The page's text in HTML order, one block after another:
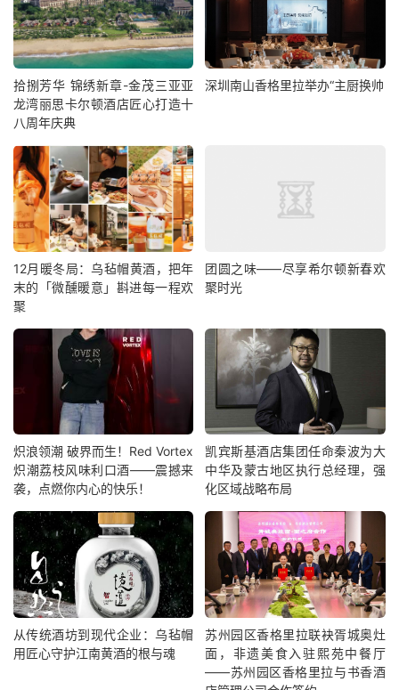
拾捌芳华 锦绣新章-金茂三亚亚
龙湾丽思卡尔顿酒店匠心打造十
八周年庆典
深圳南山香格里拉举办“主厨换帅
12月暖冬局：乌毡帽黄酒，把年
末的「微醺暖意」斟进每一程欢
聚
团圆之味——尽享希尔顿新春欢
聚时光
炽浪领潮 破界而生！Red Vortex
炽潮荔枝风味利口酒——震撼来
袭，点燃你内心的快乐！
凯宾斯基酒店集团任命秦波为大
中华及蒙古地区执行总经理，强
化区域战略布局
从传统酒坊到现代企业：乌毡帽
用匠心守护江南黄酒的根与魂
苏州园区香格里拉联袂胥城奥灶
面，非遗美食入驻熙苑中餐厅
——苏州园区香格里拉与书香酒